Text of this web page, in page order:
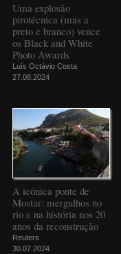
Uma explosão
pirotécnica (mas a
preto e branco) vence
os Black and White
Photo Awards
Luís Octávio Costa
27.08.2024
A icónica ponte de
Mostar: mergulhos no
rio e na história nos 20
anos da reconstrução
Reuters
30.07.2024